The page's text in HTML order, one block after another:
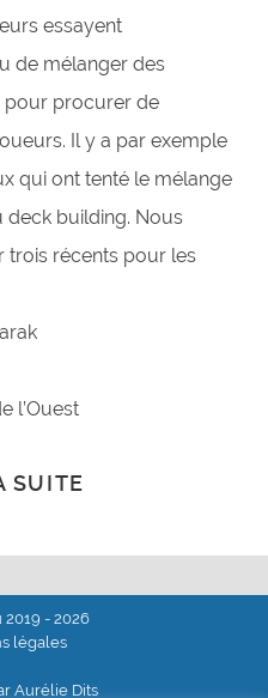
essayent
de mélanger des
pour procurer de
Il y a par exemple
qui ont tenté le mélange
deck building. Nous
trois récents pour les
l’Ouest
SUITE
- 2026
légales
Aurélie Dits